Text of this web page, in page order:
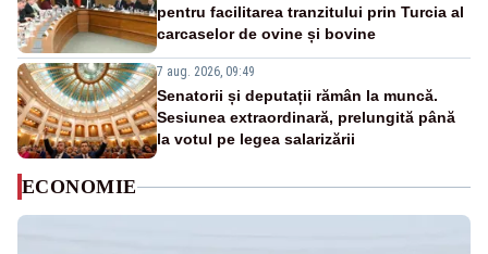
pentru facilitarea tranzitului prin Turcia al
carcaselor de ovine și bovine
7 aug. 2026, 09:49
Senatorii și deputații rămân la muncă.
Sesiunea extraordinară, prelungită până
la votul pe legea salarizării
ECONOMIE